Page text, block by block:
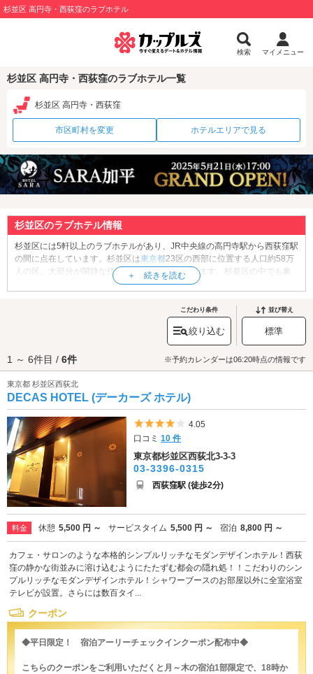
杉並区 高円寺・西荻窪のラブホテル
検索 マイメニュー
杉並区 高円寺・西荻窪のラブホテル一覧
杉並区 高円寺・西荻窪
市区町村を変更 ホテルエリアで見る
杉並区のラブホテル情報
杉並区には5軒以上のラブホテルがあり、JR中央線の高円寺駅から西荻窪駅
の間に点在しています。杉並区は東京都23区の西部に位置する人口約58万
人の区。大部分が閑静な住宅街として発展しています。杉並区の中でも象
徴的な高円寺には、古着屋やライブハウスなどが多く営業していることか
」や、厄除けのご利益のある「阿佐ヶ谷神明宮」、紅葉の
」などの隠れたデートスポットもあります。高
」、阿佐ヶ谷の「阿佐ヶ谷パールセンター」、
荻窪の「荻窪銀座商店街」、西荻窪の「西荻マイロード商店街」など、杉
並区には特に中央線エリアに賑わいのある商店街があり、区外からも人が
訪れる人気スポットになっています。杉並区のラブホテルには、岩盤浴が
あるホテルや、ホームシアターやVODを備えているホテル、アメニティが
充実しているホテルなど、様々なホテルがあります。杉並区でラブホテル
をお探しの際は、クーポン・事前予約でお得に利用ができる『カップル
ズ』におまかせください。
こだわり条件
絞り込む
並び替え
標準
1 ～ 6件目 / 6件 ※予約カレンダーは06:20時点の情報です
東京都 杉並区西荻北
DECAS HOTEL (デーカーズ ホテル)
5つ星のうち4
4.05
口コミ10 件
東京都杉並区西荻北3-3-3
03-3396-0315
西荻窪駅 (徒歩2分)
料金 休憩 5,500 円 ～ サービスタイム 5,500 円 ～ 宿泊 8,800 円 ～
カフェ・サロンのような本格的シンプルリッチなモダンデザインホテル！西荻
窪の静かな街並みに溶け込むようにたたずむ都会の隠れ処！！こだわりのシン
プルリッチなモダンデザインホテル！シャワーブースのお部屋以外に全室浴室
テレビが設置。さらには数百タイ...
クーポン
◆平日限定！ 宿泊アーリーチェックインクーポン配布中◆
こちらのクーポンをご利用いただくと月～木の宿泊1部限定で、18時か